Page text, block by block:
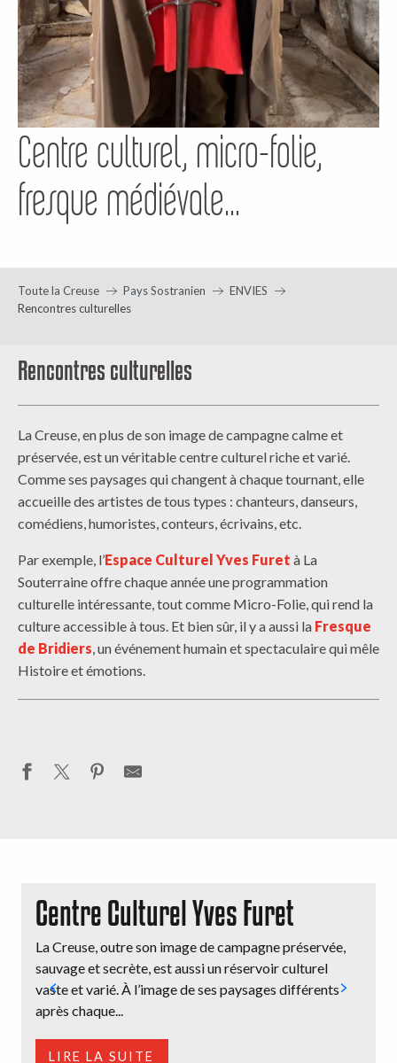
Centre culturel, micro-folie,
fresque médiévale...
Toute la Creuse Pays Sostranien
ENVIES
Rencontres culturelles
Rencontres culturelles
La Creuse, en plus de son image de campagne calme et
préservée, est un véritable centre culturel riche et varié.
Comme ses paysages qui changent à chaque tournant, elle
accueille des artistes de tous types : chanteurs, danseurs,
comédiens, humoristes, conteurs, écrivains, etc.
Par exemple, l’Espace Culturel Yves Furet à La
Souterraine offre chaque année une programmation
culturelle intéressante, tout comme Micro-Folie, qui rend la
culture accessible à tous. Et bien sûr, il y a aussi la Fresque
de Bridiers, un événement humain et spectaculaire qui mêle
Histoire et émotions.
Centre Culturel Yves Furet
La Creuse, outre son image de campagne préservée,
sauvage et secrète, est aussi un réservoir culturel
vaste et varié. À l’image de ses paysages différents
après chaque...
LIRE LA SUITE